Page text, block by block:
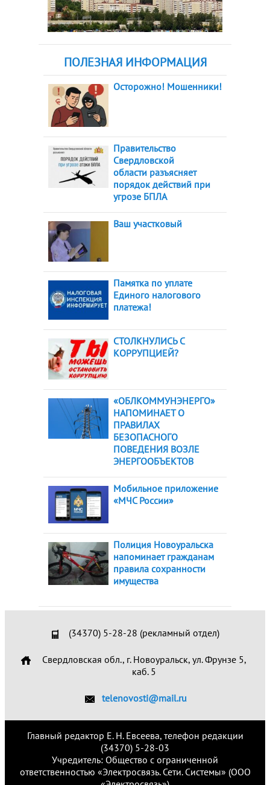
ПОЛЕЗНАЯ ИНФОРМАЦИЯ
Осторожно! Мошенники!
Правительство
Свердловской
области разъясняет
порядок действий при
угрозе БПЛА
Ваш участковый
Памятка по уплате
Единого налогового
платежа!
СТОЛКНУЛИСЬ С
КОРРУПЦИЕЙ?
«ОБЛКОММУНЭНЕРГО»
НАПОМИНАЕТ О
ПРАВИЛАХ
БЕЗОПАСНОГО
ПОВЕДЕНИЯ ВОЗЛЕ
ЭНЕРГООБЪЕКТОВ
Мобильное приложение
«МЧС России»
Полиция Новоуральска
напоминает гражданам
правила сохранности
имущества
(34370) 5-28-28 (рекламный отдел)
Свердловская обл., г. Новоуральск, ул. Фрунзе 5,
каб. 5
telenovosti@mail.ru
Главный редактор Е. Н. Евсеева, телефон редакции
(34370) 5-28-03
Учредитель: Общество с ограниченной
ответственностью «Электросвязь. Сети. Системы» (ООО